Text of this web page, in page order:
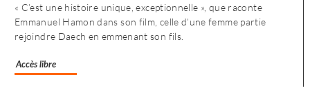
l’Ouest
de
« C’est une histoire unique, exceptionnelle », que raconte
Emmanuel Hamon dans son film, celle d’une femme partie
rejoindre Daech en emmenant son fils.
Accès libre